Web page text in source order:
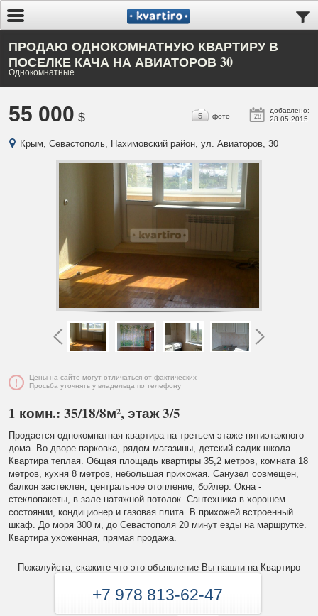
ПРОДАЮ ОДНОКОМНАТНУЮ КВАРТИРУ В
ПОСЕЛКЕ КАЧА НА АВИАТОРОВ 30
Однокомнатные
55 000 $ 28
добавлено:
28.05.2015
5 фото
Крым, Севастополь, Нахимовский район, ул. Авиаторов, 30
Цены на сайте могут отличаться от фактических
Просьба уточнять у владельца по телефону
1 комн.: 35/18/8м², этаж 3/5
Продается однокомнатная квартира на третьем этаже пятиэтажного
дома. Во дворе парковка, рядом магазины, детский садик школа.
Квартира теплая. Общая площадь квартиры 35,2 метров, комната 18
метров, кухня 8 метров, небольшая прихожая. Санузел совмещен,
балкон застеклен, центральное отопление, бойлер. Окна -
стеклопакеты, в зале натяжной потолок. Сантехника в хорошем
состоянии, кондиционер и газовая плита. В прихожей встроенный
шкаф. До моря 300 м, до Севастополя 20 минут езды на маршрутке.
Квартира ухоженная, прямая продажа.
Пожалуйста, скажите что это объявление Вы нашли на Квартиро
+7 978 813-62-47